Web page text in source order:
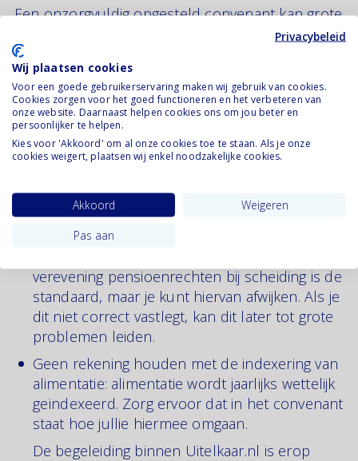
Een onzorgvuldig opgesteld convenant kan grote
gevolgen hebben. Afspraken kunnen juridisch
onuitvoerbaar zijn, wat kan leiden tot kostbare en
emotioneel zware juridische procedures
achteraf.
De meest voorkomende fouten zijn:
verdelen de inboedel in goed overleg." zijn in
de praktijk een recept voor toekomstig
conflict. Wees specifiek.
verevening pensioenrechten bij scheiding is de
standaard, maar je kunt hiervan afwijken. Als je
dit niet correct vastlegt, kan dit later tot grote
problemen leiden.
Geen rekening houden met de indexering van
alimentatie: alimentatie wordt jaarlijks wettelijk
geïndexeerd. Zorg ervoor dat in het convenant
staat hoe jullie hiermee omgaan.
De begeleiding binnen Uitelkaar.nl is erop
Privacybeleid
Wij plaatsen cookies
Voor een goede gebruikerservaring maken wij gebruik van cookies.
Cookies zorgen voor het goed functioneren en het verbeteren van
onze website. Daarnaast helpen cookies ons om jou beter en
persoonlijker te helpen.
Kies voor 'Akkoord' om al onze cookies toe te staan. Als je onze
cookies weigert, plaatsen wij enkel noodzakelijke cookies.
Akkoord
Weigeren
Pas aan